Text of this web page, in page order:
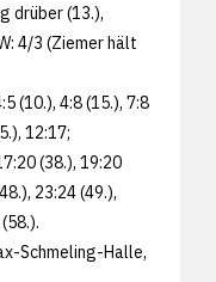
drüber (13.),
4/3 (Ziemer hält
(10.), 4:8 (15.), 7:8
12:17;
(38.), 19:20
23:24 (49.),
Schmeling-Halle,